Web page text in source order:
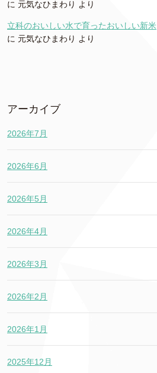
に 元気なひまわり より
立科のおいしい水で育ったおいしい新米
に 元気なひまわり より
アーカイブ
2026年7月
2026年6月
2026年5月
2026年4月
2026年3月
2026年2月
2026年1月
2025年12月